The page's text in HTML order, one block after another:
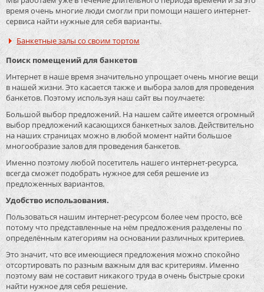
время очень многие люди смогли при помощи нашего интернет-
сервиса найти нужные для себя варианты.
Банкетные залы со своим тортом
Поиск помещений для банкетов
Интернет в наше время значительно упрощает очень многие вещи
в нашей жизни. Это касается также и выбора залов для проведения
банкетов. Поэтому используя наш сайт вы поулчаете:
Большой выбор предложений. На нашем сайте имеется огромный
выбор предложений касающихся банкетных залов. Действительно
на наших страницах можно в любой момент найти большое
многообразие залов для проведения банкетов.
Именно поэтому любой посетитель нашего интернет-ресурса,
всегда сможет подобрать нужное для себя решение из
предложенных вариантов.
Удобство использования.
Пользоваться нашим интернет-ресурсом более чем просто, всё
потому что представленные на нём предложения разделены по
определённым категориям на основании различных критериев.
Это значит, что все имеющиеся предложения можно спокойно
отсортировать по разным важным для вас критериям. Именно
поэтому вам не составит никакого труда в очень быстрые сроки
найти нужное для себя решение.